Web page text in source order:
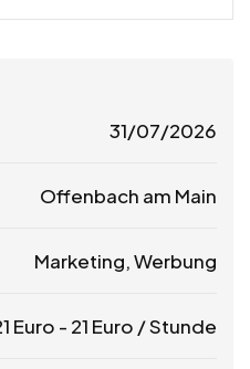
31/07/2026
Offenbach am Main
Marketing, Werbung
Euro - 21 Euro / Stunde